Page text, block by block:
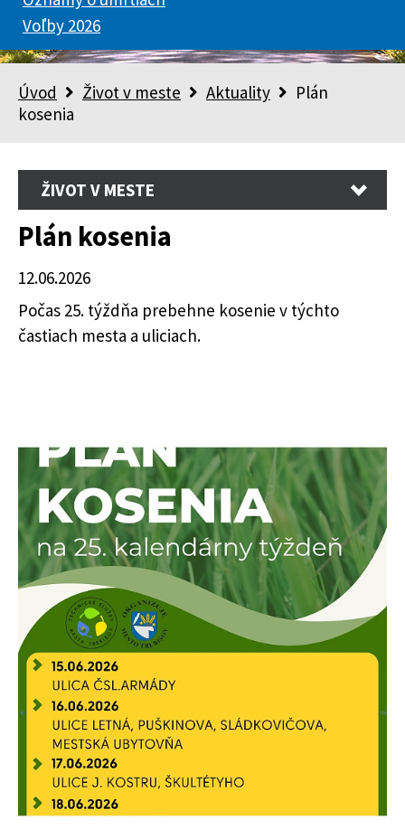
Voľby 2026
Úvod Život v meste Aktuality
Plán
kosenia
ŽIVOT V MESTE
Plán kosenia
12.06.2026
Počas 25. týždňa prebehne kosenie v týchto
častiach mesta a uliciach.